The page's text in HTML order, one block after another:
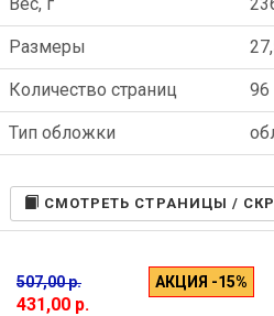
Размеры
Количество страниц 96
Тип обложки
CМОТРЕТЬ СТРАНИЦЫ /
507,00 р.
431,00 р.
АКЦИЯ -15%